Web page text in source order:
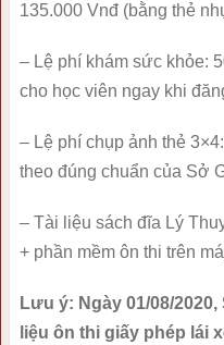
135.000 Vnđ (bằng thẻ
– Lệ phí khám sức khỏe:
cho học viên ngay khi
– Lệ phí chụp ảnh thẻ
theo đúng chuẩn của Sở
– Tài liệu sách đĩa Lý
+ phần mềm ôn thi trên
Lưu ý: Ngày 01/08/
liệu ôn thi giấy phép lái